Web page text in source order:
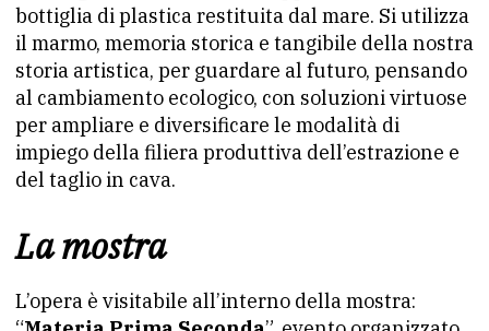
bottiglia di plastica restituita dal mare. Si utilizza
il marmo, memoria storica e tangibile della nostra
storia artistica, per guardare al futuro, pensando
al cambiamento ecologico, con soluzioni virtuose
per ampliare e diversificare le modalità di
impiego della filiera produttiva dell’estrazione e
del taglio in cava.
La mostra
L’opera è visitabile all’interno della mostra: